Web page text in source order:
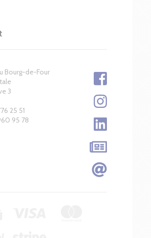
Bourg-de-Four
3
25 51
95 78